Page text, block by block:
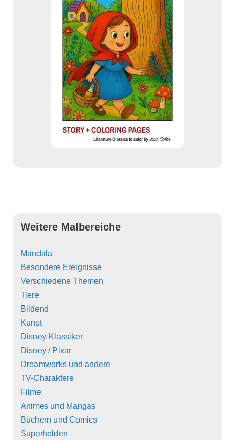
Weitere Malbereiche
Mandala
Besondere Ereignisse
Verschiedene Themen
Tiere
Bildend
Kunst
Disney-Klassiker
Disney / Pixar
Dreamworks und andere
TV-Charaktere
Filme
Animes und Mangas
Büchern und Comics
Superhelden